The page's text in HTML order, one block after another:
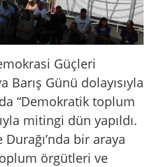
Güçleri
Barış Günü dolayısıyla
“Demokratik toplum
mitingi dün yapıldı.
Durağı’nda bir araya
örgütleri ve